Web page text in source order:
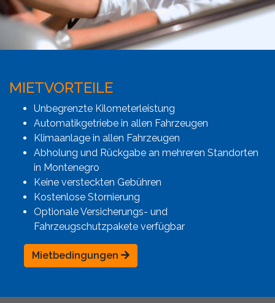
MIETVORTEILE
Unbegrenzte Kilometerleistung
Automatikgetriebe in allen Fahrzeugen
Klimaanlage in allen Fahrzeugen
Abholung und Rückgabe an mehreren Standorten
in Montenegro
Keine versteckten Gebühren
Kostenlose Stornierung
Optionale Versicherungs- und
Fahrzeugschutzpakete verfügbar
Mietbedingungen